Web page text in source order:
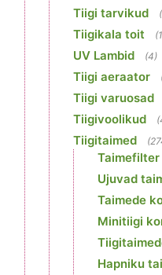
Tiigi tarvikud
Tiigikala toit
UV Lambid (4)
Tiigi aeraator
Tiigi varuosad
Tiigivoolikud
Tiigitaimed
Taimefilter
Ujuvad
Taimede
Minitiigi
Hapniku